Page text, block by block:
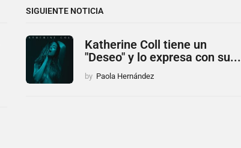
SIGUIENTE NOTICIA
Katherine Coll tiene un
"Deseo" y lo expresa con su...
by Paola Hernández